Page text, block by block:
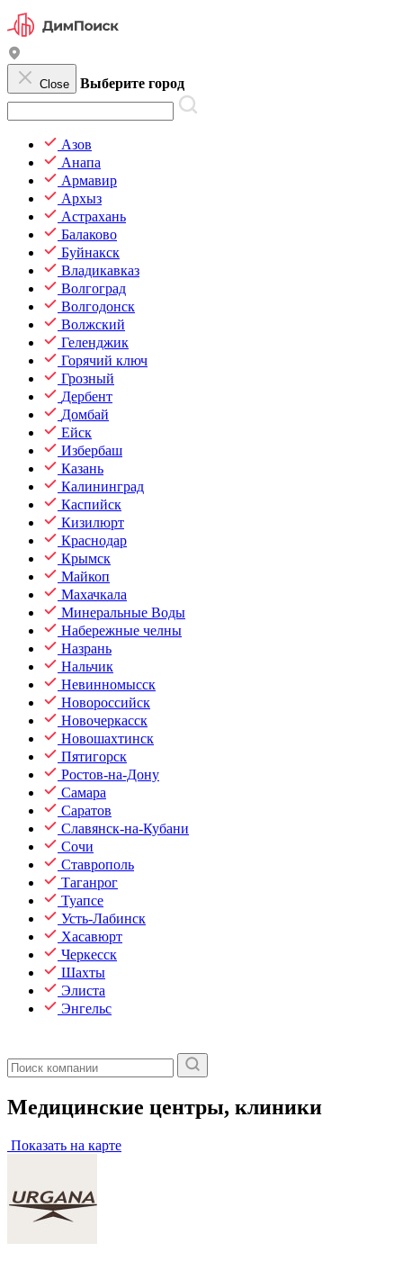
Close Выберите город
Азов
Анапа
Армавир
Архыз
Астрахань
Балаково
Буйнакск
Владикавказ
Волгоград
Волгодонск
Волжский
Геленджик
Горячий ключ
Грозный
Дербент
Домбай
Ейск
Избербаш
Казань
Калининград
Каспийск
Кизилюрт
Краснодар
Крымск
Майкоп
Махачкала
Минеральные Воды
Набережные челны
Назрань
Нальчик
Невинномысск
Новороссийск
Новочеркасск
Новошахтинск
Пятигорск
Ростов-на-Дону
Самара
Саратов
Славянск-на-Кубани
Сочи
Ставрополь
Таганрог
Туапсе
Усть-Лабинск
Хасавюрт
Черкесск
Шахты
Элиста
Энгельс
Медицинские центры, клиники
Показать на карте